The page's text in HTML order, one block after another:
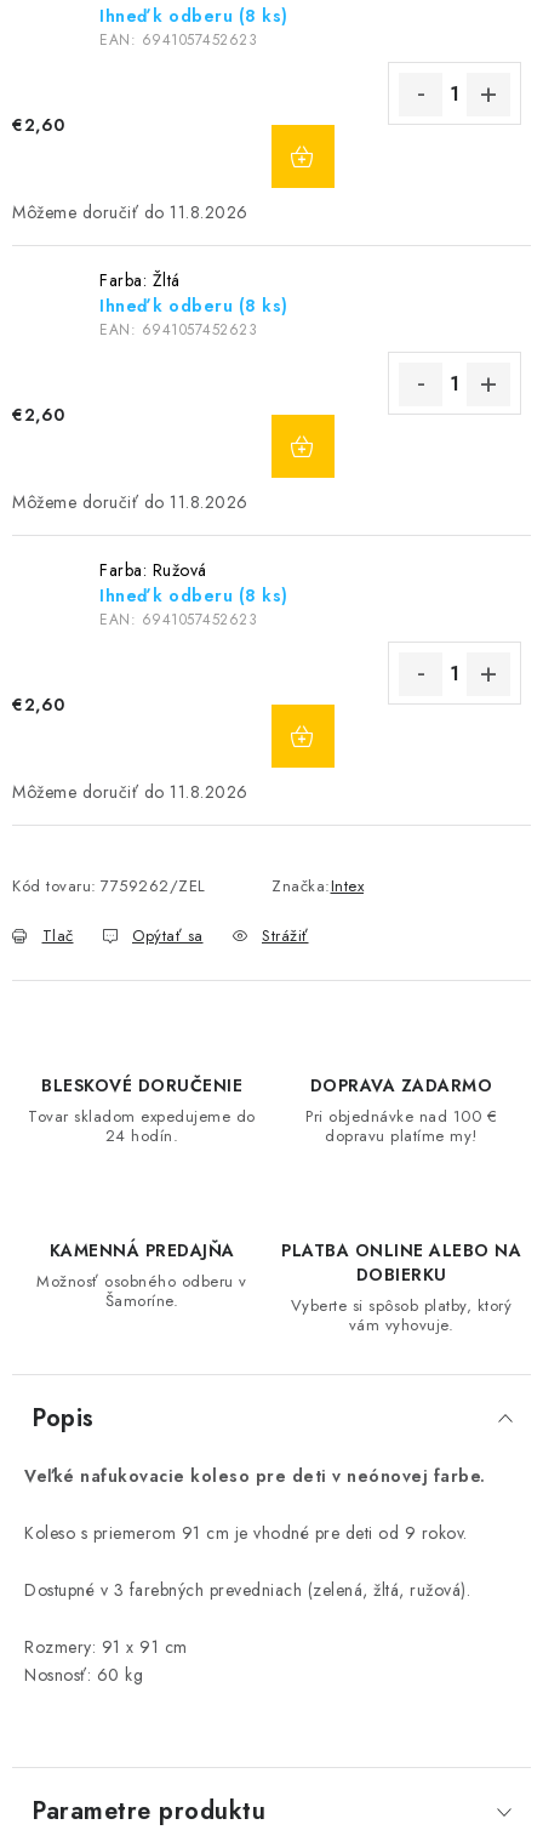
Ihneď k odberu (8 ks)
EAN: 6941057452623
€2,60
11.8.2026
Farba: Žltá
Ihneď k odberu (8 ks)
EAN: 6941057452623
€2,60
11.8.2026
Farba: Ružová
Ihneď k odberu (8 ks)
EAN: 6941057452623
€2,60
11.8.2026
Kód tovaru: 7759262/ZEL Značka:Intex
Tlač Opýtať sa Strážiť
BLESKOVÉ DORUČENIE
Tovar skladom expedujeme do
24 hodín.
DOPRAVA ZADARMO
Pri objednávke nad 100 €
dopravu platíme my!
KAMENNÁ PREDAJŇA
Možnosť osobného odberu v
Šamoríne.
PLATBA ONLINE ALEBO NA
DOBIERKU
Vyberte si spôsob platby, ktorý
vám vyhovuje.
Popis
Veľké nafukovacie koleso pre deti v neónovej farbe.
Koleso s priemerom 91 cm je vhodné pre deti od 9 rokov.
Dostupné v 3 farebných prevedniach (zelená, žltá, ružová).
Rozmery: 91 x 91 cm
Nosnosť: 60 kg
Parametre produktu